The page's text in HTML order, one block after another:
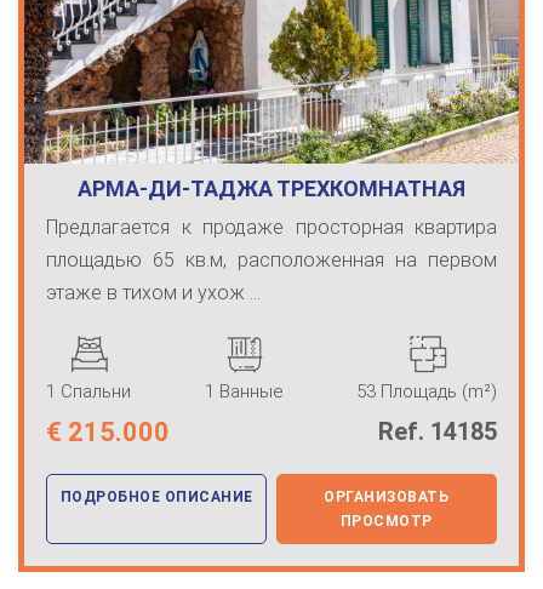
АРМА-ДИ-ТАДЖА ТРЕХКОМНАТНАЯ
КВАРТИРА С П…
Предлагается к продаже просторная квартира
площадью 65 кв.м, расположенная на первом
этаже в тихом и ухож ...
1 Спальни 1 Ванные 53 Площадь (m²)
€ 215.000 Ref. 14185
ПОДРОБНОЕ ОПИСАНИЕ
ОРГАНИЗОВАТЬ
ПРОСМОТР